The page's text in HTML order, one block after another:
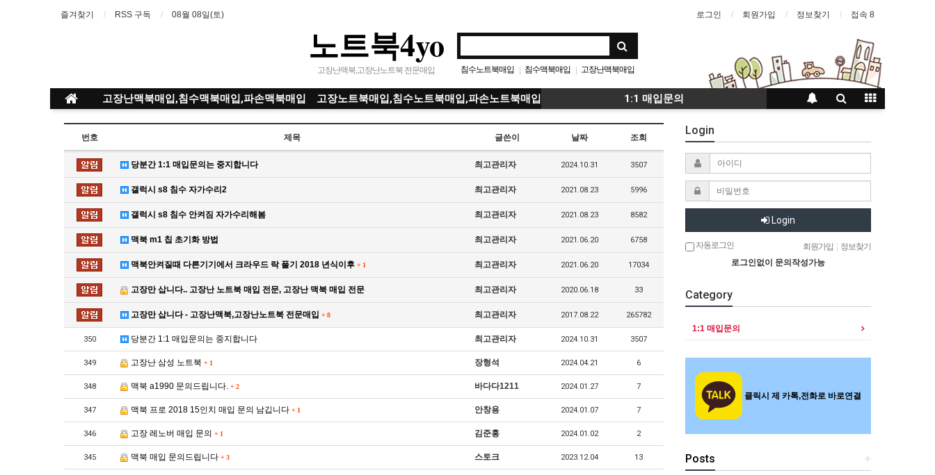
즐겨찾기 RSS 구독 08월 08일(토) 로그인 회원가입 정보찾기 접속 8
노트북4yo
고장난맥북,고장난노트북 전문매입 침수노트북매입 | 침수맥북매입 | 고장난맥북매입
| 고장노트북매입
고장난맥북매입,침수맥북매입,파손맥북매입 고장노트북매입,침수노트북매입,파손노트북매입 1:1 매입문의
번호 제목 글쓴이 날짜 조회
당분간 1:1 매입문의는 중지합니다 최고관리자 2024.10.31 3507
갤럭시 s8 침수 자가수리2 최고관리자 2021.08.23 5996
갤럭시 s8 침수 안켜짐 자가수리해봄 최고관리자 2021.08.23 8582
맥북 m1 칩 초기화 방법 최고관리자 2021.06.20 6758
맥북안켜질때 다른기기에서 크라우드 락 풀기 2018 년식이후 + 1 최고관리자 2021.06.20 17034
고장만 삽니다.. 고장난 노트북 매입 전문, 고장난 맥북 매입 전문 최고관리자 2020.06.18 33
고장만 삽니다 - 고장난맥북,고장난노트북 전문매입 + 8 최고관리자 2017.08.22 265782
350 당분간 1:1 매입문의는 중지합니다 최고관리자 2024.10.31 3507
349 고장난 삼성 노트북 + 1 장형석 2024.04.21 6
348 맥북 a1990 문의드립니다. + 2 바다다1211 2024.01.27 7
347 맥북 프로 2018 15인치 매입 문의 남깁니다 + 1 안창용 2024.01.07 7
346 고장 레노버 매입 문의 + 1 김준홍 2024.01.02 2
345 맥북 매입 문의드립니다 + 3 스토크 2023.12.04 13
Login
Login
자동로그인 회원가입
정보찾기
로그인없이 문의작성가능
Category
1:1 매입문의
클릭시 제 카톡,전화로 바로연결
+
Posts